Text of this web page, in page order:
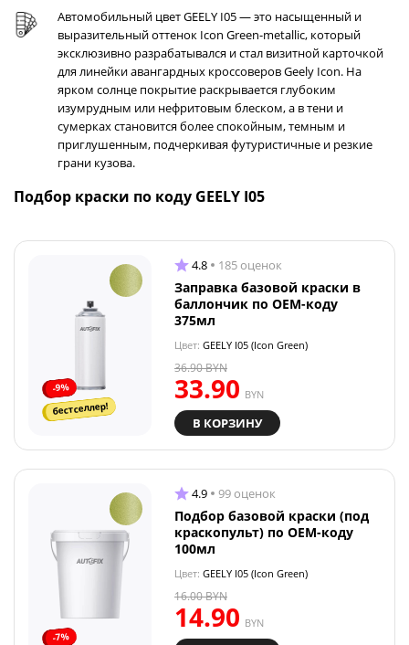
Автомобильный цвет GEELY I05 — это насыщенный и
выразительный оттенок Icon Green-metallic, который
эксклюзивно разрабатывался и стал визитной карточкой
для линейки авангардных кроссоверов Geely Icon. На
ярком солнце покрытие раскрывается глубоким
изумрудным или нефритовым блеском, а в тени и
сумерках становится более спокойным, темным и
приглушенным, подчеркивая футуристичные и резкие
грани кузова.
Подбор краски по коду GEELY I05
-9%
бестселлер!
4.8 185 оценок
Заправка базовой краски в
баллончик по OEM-коду
375мл
Цвет: GEELY I05 (Icon Green)
33.90 BYN
36.90BYN
В КОРЗИНУ
-7%
4.9 99 оценок
Подбор базовой краски (под
краскопульт) по OEM-коду
100мл
Цвет: GEELY I05 (Icon Green)
14.90 BYN
16.00BYN